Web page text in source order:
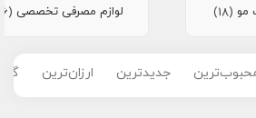
مو (18) لوازم مصرفی تخصصی (16)
جدیدترین ارزان‌ترین